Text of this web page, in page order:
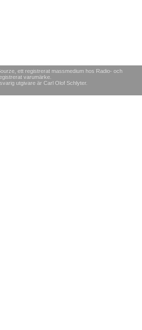
ett registrerat massmedium hos Radio- och
varumärke.
utgivare är Carl Olof Schlyter.